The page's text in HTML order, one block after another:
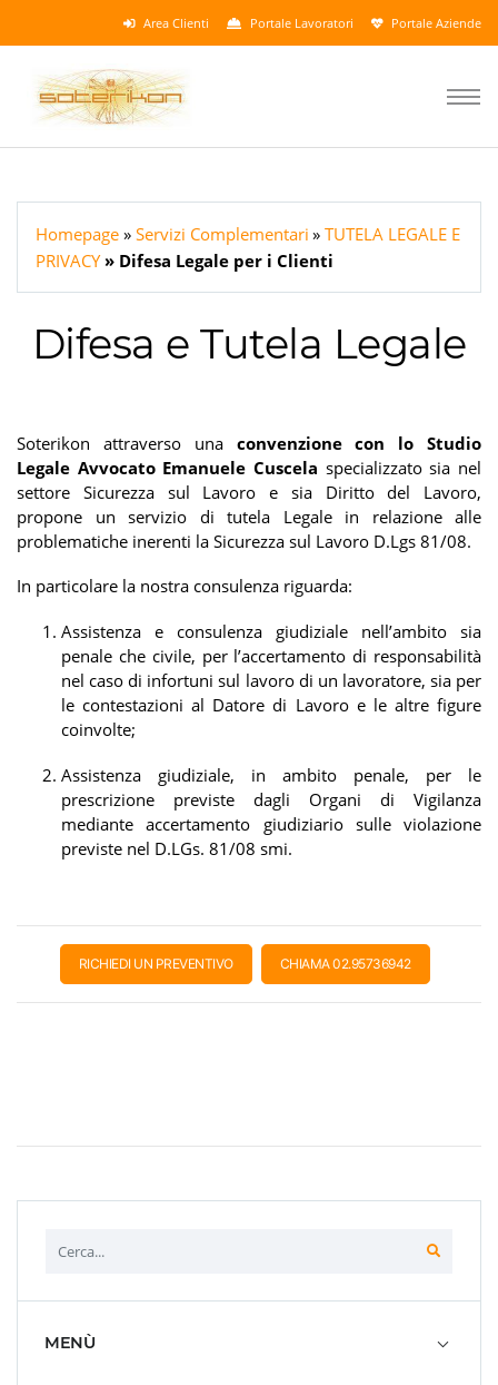
Area Clienti Portale Lavoratori Portale Aziende
Homepage Servizi Complementari
TUTELA LEGALE E
PRIVACY
Difesa Legale per i Clienti
Difesa e Tutela Legale
Soterikon attraverso una convenzione con lo Studio
Legale Avvocato Emanuele Cuscela specializzato sia nel
settore Sicurezza sul Lavoro e sia Diritto del Lavoro,
propone un servizio di tutela Legale in relazione alle
problematiche inerenti la Sicurezza sul Lavoro D.Lgs 81/08.
In particolare la nostra consulenza riguarda:
Assistenza e consulenza giudiziale nell’ambito sia
penale che civile, per l’accertamento di responsabilità
nel caso di infortuni sul lavoro di un lavoratore, sia per
le contestazioni al Datore di Lavoro e le altre figure
coinvolte;
Assistenza giudiziale, in ambito penale, per le
prescrizione previste dagli Organi di Vigilanza
mediante accertamento giudiziario sulle violazione
previste nel D.LGs. 81/08 smi.
RICHIEDI UN PREVENTIVO CHIAMA 02.95736942
MENÙ